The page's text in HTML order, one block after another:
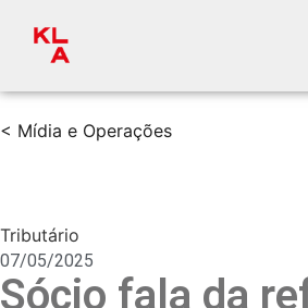
< Mídia e Operações
Tributário
07/05/2025
Sócio fala da